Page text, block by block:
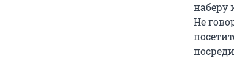
наберу
Не